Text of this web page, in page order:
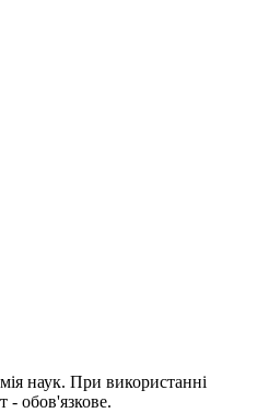
наук. При використанні
- обов'язкове.